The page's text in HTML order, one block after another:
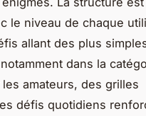
le niveau de chaque
allant des plus
dans la
les amateurs, des grilles
défis quotidiens